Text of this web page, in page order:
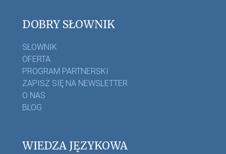
DOBRY SŁOWNIK
SŁOWNIK
OFERTA
PROGRAM PARTNERSKI
ZAPISZ SIĘ NA NEWSLETTER
O NAS
BLOG
WIEDZA JĘZYKOWA